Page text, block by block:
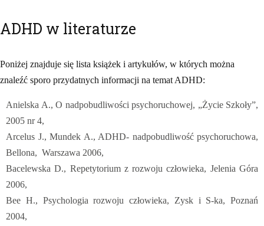
ADHD w literaturze
Poniżej znajduje się lista książek i artykułów, w których można
znaleźć sporo przydatnych informacji na temat ADHD:
Anielska A., O nadpobudliwości psychoruchowej, „Życie Szkoły”,
2005 nr 4,
Arcelus J., Mundek A., ADHD- nadpobudliwość psychoruchowa,
Bellona, Warszawa 2006,
Bacelewska D., Repetytorium z rozwoju człowieka, Jelenia Góra
2006,
Bee H., Psychologia rozwoju człowieka, Zysk i S-ka, Poznań
2004,